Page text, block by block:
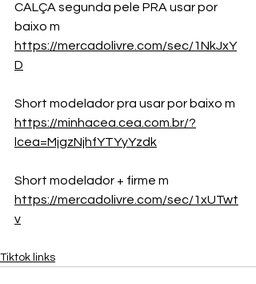
CALÇA segunda pele PRA usar por
baixo m
https://mercadolivre.com/sec/1NkJxY
D
Short modelador pra usar por baixo m
https://minhacea.cea.com.br/?
lcea=MjgzNjhfYTYyYzdk
Short modelador + firme m
https://mercadolivre.com/sec/1xUTwt
v
Tiktok links